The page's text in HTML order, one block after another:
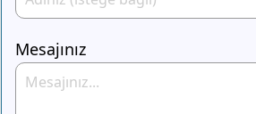
Mesajınız